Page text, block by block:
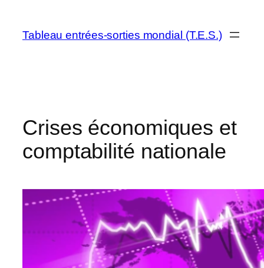
contenu
Tableau entrées-sorties mondial (T.E.S.)
Crises économiques et
comptabilité nationale